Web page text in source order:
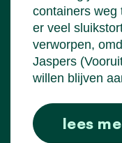
containers weg
er veel
verworpen,
Jaspers
willen blijven
lees